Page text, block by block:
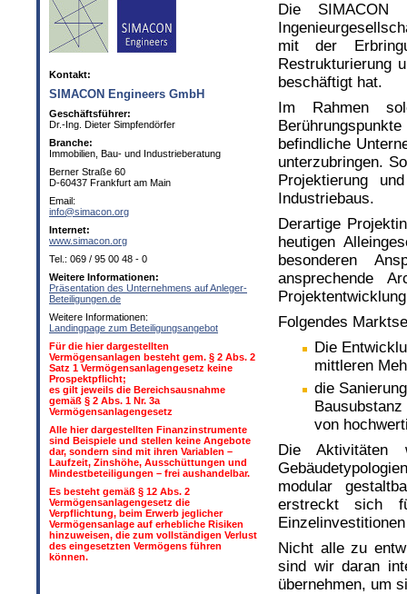
Die
mit der
Restrukturierung
beschäftigt hat.
Im Rahmen
befindliche
unterzubringen.
Projektierung
Industriebaus.
Derartige
heutigen
besonderen
ansprechende
Folgendes
Die
mittleren
die
von
Die Aktivitäten
modular
erstreckt sich
Nicht alle zu
sind wir daran
übernehmen, um
Kontakt:
SIMACON Engineers GmbH
Geschäftsführer:
Dr.-Ing. Dieter Simpfendörfer
Branche:
Immobilien, Bau- und Industrieberatung
Berner Straße 60
D-60437 Frankfurt am Main
Email:
info@simacon.org
Internet:
www.simacon.org
Tel.: 069 / 95 00 48 - 0
Weitere Informationen:
Präsentation des Unternehmens auf Anleger-
Beteiligungen.de
Weitere Informationen:
Landingpage zum Beteiligungsangebot
Für die hier dargestellten
Vermögensanlagen besteht gem. § 2 Abs. 2
Satz 1 Vermögensanlagengesetz keine
Prospektpflicht;
es gilt jeweils die Bereichsausnahme
gemäß § 2 Abs. 1 Nr. 3a
Vermögensanlagengesetz
Alle hier dargestellten Finanzinstrumente
sind Beispiele und stellen keine Angebote
dar, sondern sind mit ihren Variablen –
Laufzeit, Zinshöhe, Ausschüttungen und
Mindestbeteiligungen – frei aushandelbar.
Es besteht gemäß § 12 Abs. 2
Vermögensanlagengesetz die
Verpflichtung, beim Erwerb jeglicher
Vermögensanlage auf erhebliche Risiken
hinzuweisen, die zum vollständigen Verlust
des eingesetzten Vermögens führen
können.